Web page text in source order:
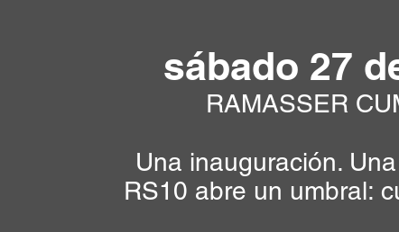
sábado 27
RAMASSER
Una inauguración.
RS10 abre un umbral: